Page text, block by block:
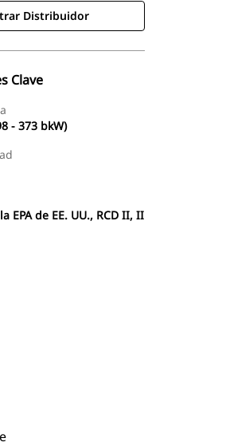
Distribuidor
Clave
- 373 bkW)
EPA de EE. UU., RCD II, II